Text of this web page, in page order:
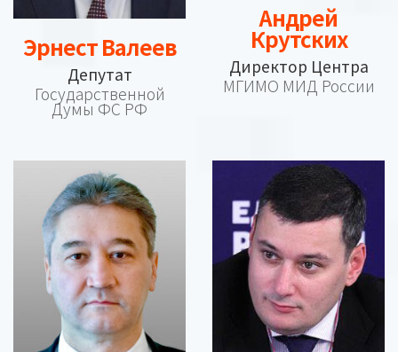
Эрнест Валеев
Депутат
Государственной
Думы ФС РФ
Андрей
Крутских
Директор Центра
МГИМО МИД России